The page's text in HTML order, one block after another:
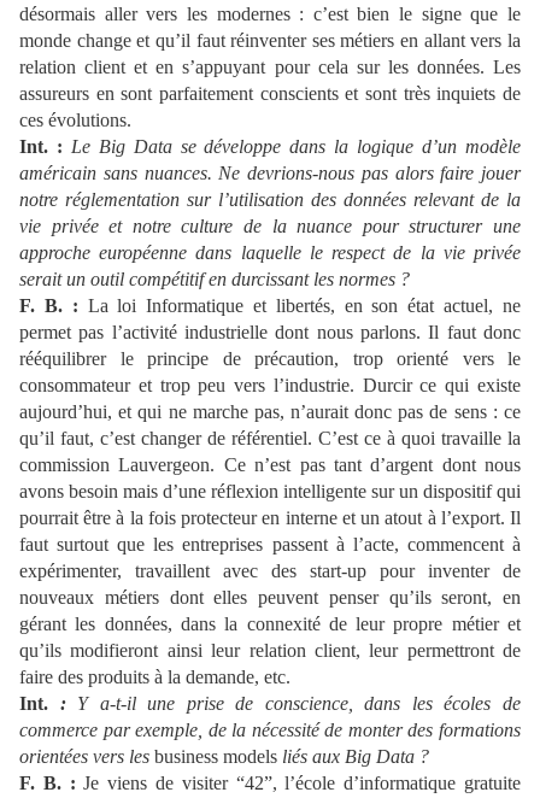
désormais aller vers les modernes : c’est bien le signe que le
monde change et qu’il faut réinventer ses métiers en allant vers la
relation client et en s’appuyant pour cela sur les données. Les
assureurs en sont parfaitement conscients et sont très inquiets de
ces évolutions.
Int. : Le Big Data se développe dans la logique d’un modèle
américain sans nuances. Ne devrions-nous pas alors faire jouer
notre réglementation sur l’utilisation des données relevant de la
vie privée et notre culture de la nuance pour structurer une
approche européenne dans laquelle le respect de la vie privée
serait un outil compétitif en durcissant les normes ?
F. B. : La loi Informatique et libertés, en son état actuel, ne
permet pas l’activité industrielle dont nous parlons. Il faut donc
rééquilibrer le principe de précaution, trop orienté vers le
consommateur et trop peu vers l’industrie. Durcir ce qui existe
aujourd’hui, et qui ne marche pas, n’aurait donc pas de sens : ce
qu’il faut, c’est changer de référentiel. C’est ce à quoi travaille la
commission Lauvergeon. Ce n’est pas tant d’argent dont nous
avons besoin mais d’une réflexion intelligente sur un dispositif qui
pourrait être à la fois protecteur en interne et un atout à l’export. Il
faut surtout que les entreprises passent à l’acte, commencent à
expérimenter, travaillent avec des start-up pour inventer de
nouveaux métiers dont elles peuvent penser qu’ils seront, en
gérant les données, dans la connexité de leur propre métier et
qu’ils modifieront ainsi leur relation client, leur permettront de
faire des produits à la demande, etc.
Int. : Y a-t-il une prise de conscience, dans les écoles de
commerce par exemple, de la nécessité de monter des formations
orientées vers les business models liés aux Big Data ?
F. B. :Je viens de visiter “42”, l’école d’informatique gratuite